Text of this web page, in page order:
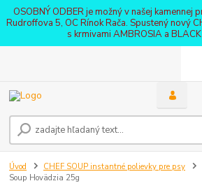
OSOBNÝ ODBER je možný v našej kamennej
Rudroffova 5, OC Rínok Rača. Spustený nový
s krmivami AMBROSIA a BLACK
Úvod CHEF SOUP instantné polievky pre psy
Soup Hovädzia 25g